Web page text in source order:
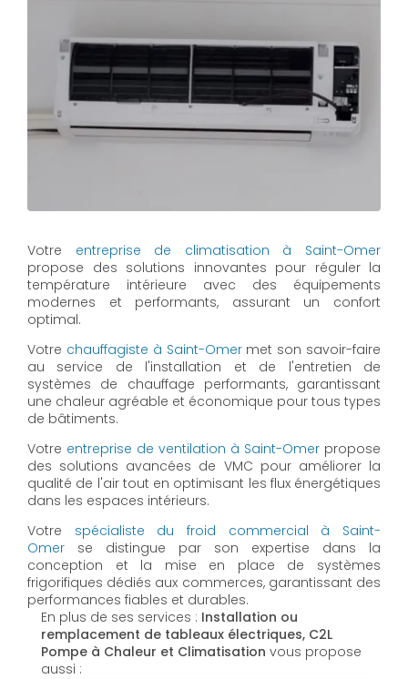
Votre entreprise de climatisation à Saint-Omer
propose des solutions innovantes pour réguler la
température intérieure avec des équipements
modernes et performants, assurant un confort
optimal.
Votre chauffagiste à Saint-Omermet son savoir-faire
au service de l'installation et de l'entretien de
systèmes de chauffage performants, garantissant
une chaleur agréable et économique pour tous types
de bâtiments.
Votre entreprise de ventilation à Saint-Omer propose
des solutions avancées de VMC pour améliorer la
qualité de l'air tout en optimisant les flux énergétiques
dans les espaces intérieurs.
Votre spécialiste du froid commercial à Saint-
Omer se distingue par son expertise dans la
conception et la mise en place de systèmes
frigorifiques dédiés aux commerces, garantissant des
performances fiables et durables.
En plus de ses services : Installation ou
remplacement de tableaux électriques, C2L
Pompe à Chaleur et Climatisation vous propose
aussi :